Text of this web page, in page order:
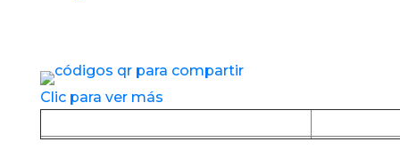
Clic para ver más